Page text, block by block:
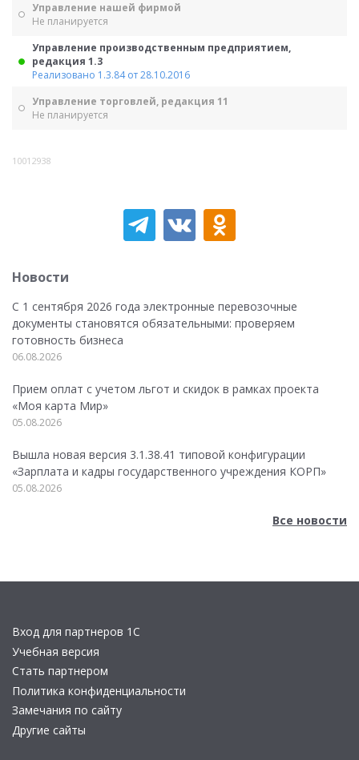
Управление нашей фирмой
Не планируется
Управление производственным предприятием,
редакция 1.3
Реализовано 1.3.84 от 28.10.2016
Управление торговлей, редакция 11
Не планируется
10012938
Новости
С 1 сентября 2026 года электронные перевозочные
документы становятся обязательными: проверяем
готовность бизнеса
06.08.2026
Прием оплат с учетом льгот и скидок в рамках проекта
«Моя карта Мир»
05.08.2026
Вышла новая версия 3.1.38.41 типовой конфигурации
«Зарплата и кадры государственного учреждения КОРП»
05.08.2026
Все новости
Вход для партнеров 1С
Учебная версия
Стать партнером
Политика конфиденциальности
Замечания по сайту
Другие сайты